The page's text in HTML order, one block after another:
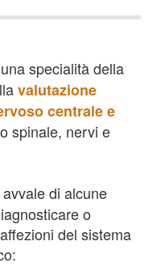
specialità della
valutazione
centrale e
spinale, nervi e
di alcune
o
del sistema